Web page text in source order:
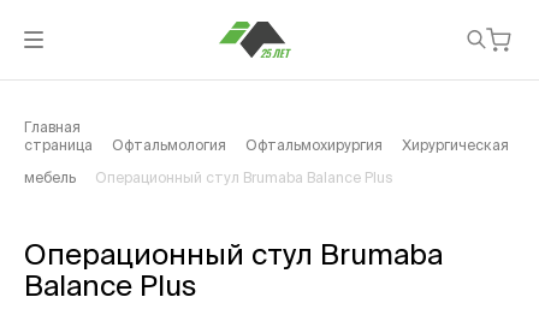
Главная
страница
Офтальмология Офтальмохирургия Хирургическая
мебель Операционный стул Brumaba Balance Plus
Операционный стул Brumaba
Balance Plus